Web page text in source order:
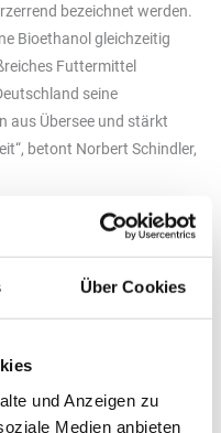
Über Cookies
und Anzeigen zu
Medien anbieten
bezeichnet werden.
Bioethanol gleichzeitig
Futtermittel
seine
aus Übersee und stärkt
betont Norbert Schindler,
von Bioethanol zu Benzin
um etwa drei Millionen
Möglichkeit zur
Mehr als 45 Millionen
können nur mit
werden“, so Schindler zur